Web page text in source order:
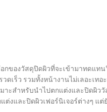
กของวัสดุปิดผิวที่จะเข้ามาทดแท
เร็ว รวมทั้งหน้างานไม่เลอะเท
ะสำหรับนำไปตกแต่งและปิดผิว
ต่งและปิดผิวเฟอร์นิเจอร์ต่างๆ แ